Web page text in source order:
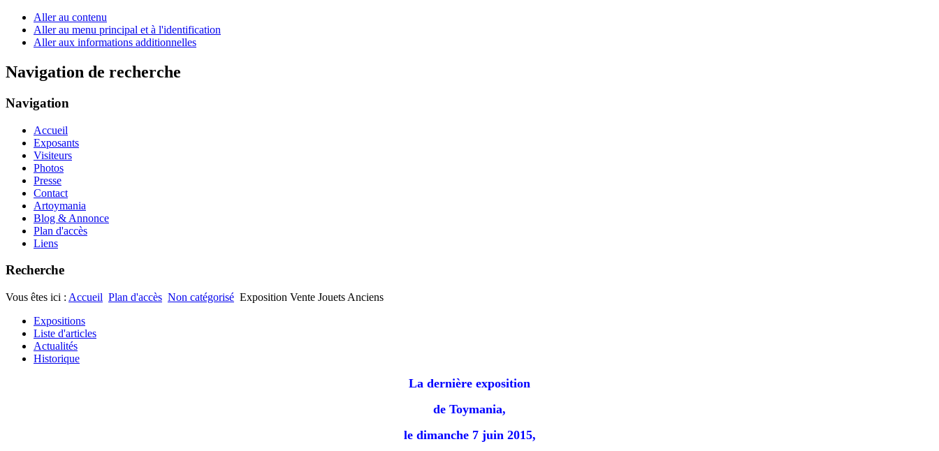
Aller au contenu
Aller au menu principal et à l'identification
Aller aux informations additionnelles
Navigation de recherche
Navigation
Accueil
Exposants
Visiteurs
Photos
Presse
Contact
Artoymania
Blog & Annonce
Plan d'accès
Liens
Recherche
Vous êtes ici : Accueil Plan d'accès Non catégorisé Exposition Vente Jouets Anciens
Expositions
Liste d'articles
Actualités
Historique
La dernière exposition
de Toymania,
le dimanche 7 juin 2015,